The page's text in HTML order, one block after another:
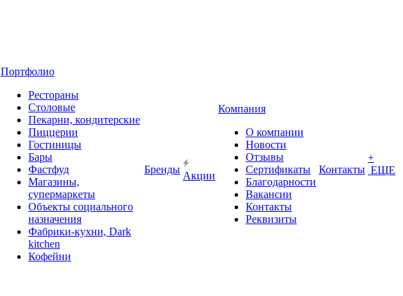
Портфолио
Рестораны
Столовые
Пекарни, кондитерские
Пиццерии
Гостиницы
Бары
Фастфуд
Магазины,
супермаркеты
Объекты социального
назначения
Фабрики-кухни, Dark
kitchen
Кофейни
Бренды
Акции
Компания
О компании
Новости
Отзывы
Сертификаты
Благодарности
Вакансии
Контакты
Реквизиты
Контакты
+
ЕЩЕ